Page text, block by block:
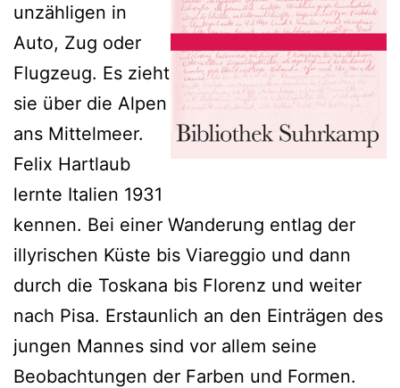
unzähligen in
Auto, Zug oder
Flugzeug. Es zieht
sie über die Alpen
ans Mittelmeer.
Felix Hartlaub
lernte Italien 1931
kennen. Bei einer Wanderung entlag der
illyrischen Küste bis Viareggio und dann
durch die Toskana bis Florenz und weiter
nach Pisa. Erstaunlich an den Einträgen des
jungen Mannes sind vor allem seine
Beobachtungen der Farben und Formen.